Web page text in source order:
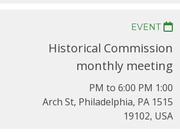
Historical Commission
monthly meeting
1:00 PM to 6:00 PM
1515 Arch St, Philadelphia, PA
19102, USA